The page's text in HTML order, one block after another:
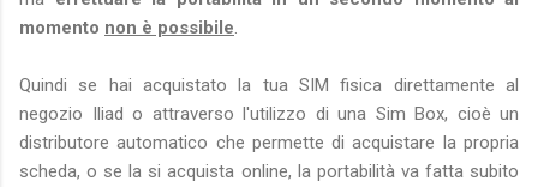
momento non è possibile.
Quindi se hai acquistato la tua SIM fisica direttamente al
negozio Iliad o attraverso l'utilizzo di una Sim Box, cioè un
distributore automatico che permette di acquistare la propria
scheda, o se la si acquista online, la portabilità va fatta subito